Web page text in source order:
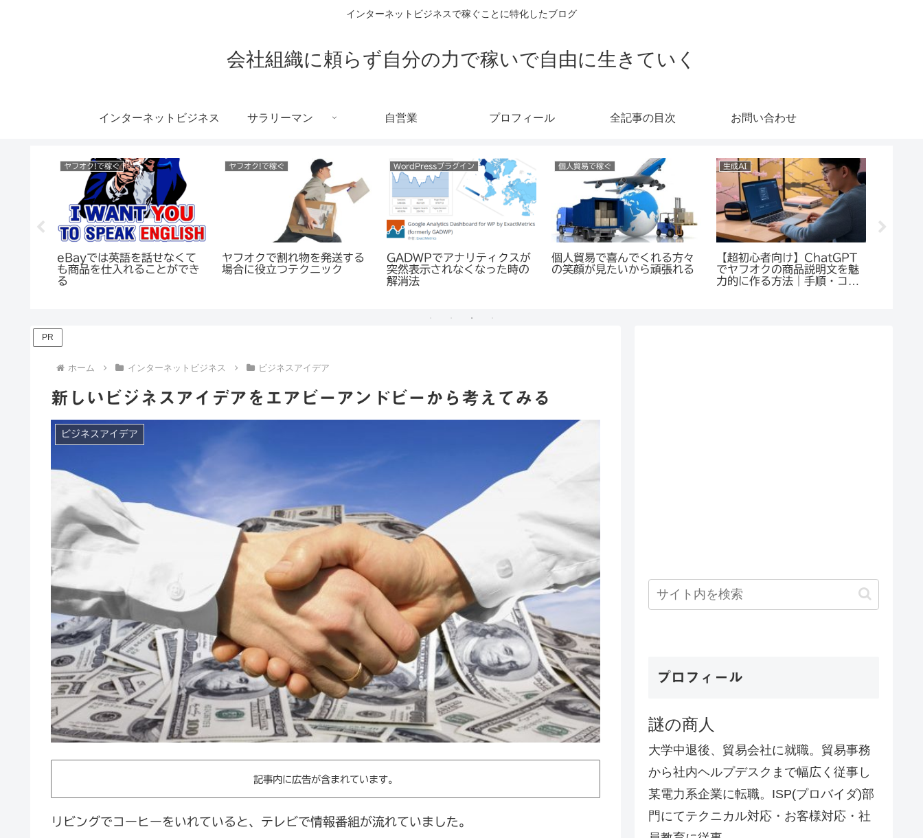
インターネットビジネスで稼ぐことに特化したブログ
会社組織に頼らず自分の力で稼いで自由に生きていく
インターネットビジネス サラリーマン 自営業 プロフィール 全記事の目次 お問い合わせ
ヤフオク!で稼ぐ
eBayでは英語を話せなくて
も商品を仕入れることができ
る
ヤフオク!で稼ぐ
ヤフオクで割れ物を発送する
場合に役立つテクニック
WordPressプラグイン
GADWPでアナリティクスが
突然表示されなくなった時の
解消法
個人貿易で稼ぐ
個人貿易で喜んでくれる方々
の笑顔が見たいから頑張れる
生成AI
【超初心者向け】ChatGPT
でヤフオクの商品説明文を魅
力的に作る方法｜手順・コ
PR
ホーム インターネットビジネス ビジネスアイデア
新しいビジネスアイデアをエアビーアンドビーから考えてみる
ビジネスアイデア
記事内に広告が含まれています。
リビングでコーヒーをいれていると、テレビで情報番組が流れていました。
プロフィール
謎の商人
大学中退後、貿易会社に就職。貿易事務
から社内ヘルプデスクまで幅広く従事し
某電力系企業に転職。ISP(プロバイダ)部
門にてテクニカル対応・お客様対応・社